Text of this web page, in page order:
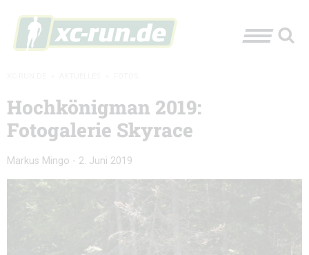
Hochkönigman 2019:
Fotogalerie Skyrace
Markus Mingo - 2. Juni 2019